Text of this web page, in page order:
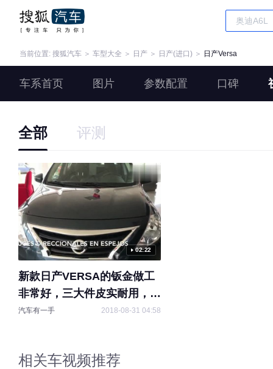
当前位置: 搜狐汽车 ＞ 车型大全 ＞ 日产 ＞ 日产(进口) ＞ 日产Versa
车系首页 图片 参数配置 口碑
全部 评测
02:22
新款日产VERSA的钣金做工
非常好，三大件皮实耐用，真
是家用好车
汽车有一手 2018-08-31 04:58
相关车视频推荐